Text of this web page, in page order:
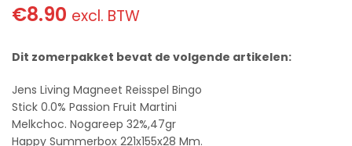
€8.90 excl. BTW
Dit zomerpakket bevat de volgende artikelen:
Jens Living Magneet Reisspel Bingo
Stick 0.0% Passion Fruit Martini
Melkchoc. Nogareep 32%,47gr
Happy Summerbox 221x155x28 Mm.